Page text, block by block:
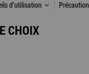
d'utilisation
CHOIX